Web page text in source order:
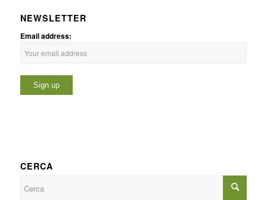
NEWSLETTER
Email address:
CERCA